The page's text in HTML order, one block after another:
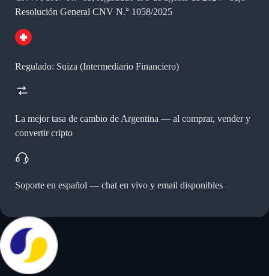
Resolución General CNV N.° 1058/2025
Regulado: Suiza (Intermediario Financiero)
La mejor tasa de cambio de Argentina — al comprar, vender y
convertir cripto
Soporte en español — chat en vivo y email disponibles